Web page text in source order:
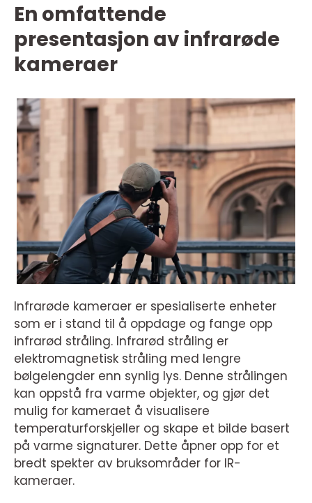
En omfattende
presentasjon av infrarøde
kameraer
Infrarøde kameraer er spesialiserte enheter
som er i stand til å oppdage og fange opp
infrarød stråling. Infrarød stråling er
elektromagnetisk stråling med lengre
bølgelengder enn synlig lys. Denne strålingen
kan oppstå fra varme objekter, og gjør det
mulig for kameraet å visualisere
temperaturforskjeller og skape et bilde basert
på varme signaturer. Dette åpner opp for et
bredt spekter av bruksområder for IR-
kameraer.